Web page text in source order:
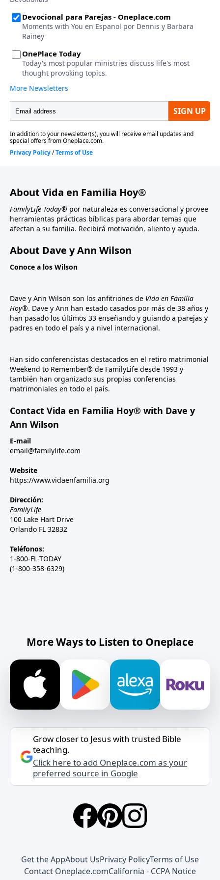
About Vida en Familia Hoy®
FamilyLife Today® por naturaleza es conversacional y provee
herramientas prácticas bíblicas para abordar temas que
afectan a su familia. Recibirá motivación, aliento y ayuda.
About Dave y Ann Wilson
Conoce a los Wilson
Dave y Ann Wilson son los anfitriones de Vida en Familia
Hoy®. Dave y Ann han estado casados por más de 38 años y
han pasado los últimos 33 enseñando y guiando a parejas y
padres en todo el país y a nivel internacional.
Han sido conferencistas destacados en el retiro matrimonial
Weekend to Remember® de FamilyLife desde 1993 y
también han organizado sus propias conferencias
matrimoniales en todo el país.
Contact Vida en Familia Hoy® with Dave y
Ann Wilson
E-mail
email@familylife.com
Website
https://www.vidaenfamilia.org
Dirección:
FamilyLife
100 Lake Hart Drive
Orlando FL 32832
Teléfonos:
1-800-FL-TODAY
(1-800-358-6329)
More Ways to Listen to Oneplace
Grow closer to Jesus with trusted Bible
teaching.
Click here to add Oneplace.com as your
preferred source in Google
Get the AppAbout UsPrivacy PolicyTerms of Use
Contact Oneplace.comCalifornia - CCPA Notice